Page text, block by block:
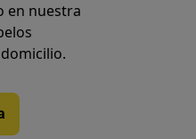
en nuestra